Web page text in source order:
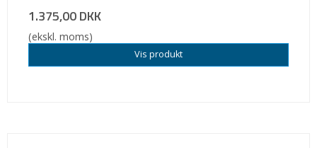
1.375,00 DKK
(ekskl. moms)
Vis produkt